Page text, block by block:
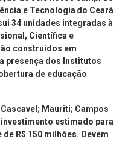
e Tecnologia do Ceará
34 unidades integradas à
Científica e
construídos em
presença dos Institutos
de educação
Mauriti; Campos
investimento estimado para
R$ 150 milhões. Devem